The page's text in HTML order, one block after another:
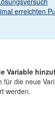
erreichten
Variable
die neue
werden.